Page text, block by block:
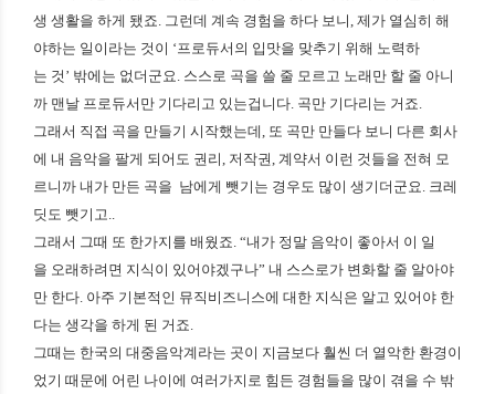
생 생활을 하게 됐죠. 그런데 계속 경험을 하다 보니, 제가 열심히 해
야하는 일이라는 것이 ‘프로듀서의 입맛을 맞추기 위해 노력하
는 것’ 밖에는 없더군요. 스스로 곡을 쓸 줄 모르고 노래만 할 줄 아니
까 맨날 프로듀서만 기다리고 있는겁니다. 곡만 기다리는 거죠.
그래서 직접 곡을 만들기 시작했는데, 또 곡만 만들다 보니 다른 회사
에 내 음악을 팔게 되어도 권리, 저작권, 계약서 이런 것들을 전혀 모
르니까 내가 만든 곡을 남에게 뺏기는 경우도 많이 생기더군요. 크레
딧도 뺏기고..
그래서 그때 또 한가지를 배웠죠. “내가 정말 음악이 좋아서 이 일
을 오래하려면 지식이 있어야겠구나” 내 스스로가 변화할 줄 알아야
만 한다. 아주 기본적인 뮤직비즈니스에 대한 지식은 알고 있어야 한
다는 생각을 하게 된 거죠.
그때는 한국의 대중음악계라는 곳이 지금보다 훨씬 더 열악한 환경이
었기 때문에 어린 나이에 여러가지로 힘든 경험들을 많이 겪을 수 밖